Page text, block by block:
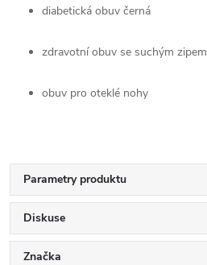
diabetická obuv černá
zdravotní obuv se suchým zipem
obuv pro oteklé nohy
Parametry produktu
Diskuse
Značka